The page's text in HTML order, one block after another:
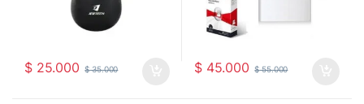
$25.000 $35.000 $45.000 $55.000